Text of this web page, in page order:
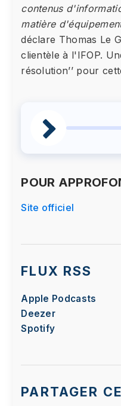
contenus
matière
déclare Thomas Le
clientèle à l'IFOP.
résolution’’ pour
POUR
Site officiel
FLUX RSS
Apple Podcasts
Deezer
Spotify
PARTAGER